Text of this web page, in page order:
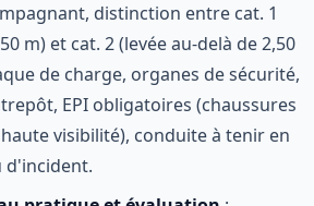
distinction entre cat. 1
m) et cat. 2 (levée au-delà de 2,50
de charge, organes de sécurité,
EPI obligatoires (chaussures
visibilité), conduite à tenir en
d'incident.